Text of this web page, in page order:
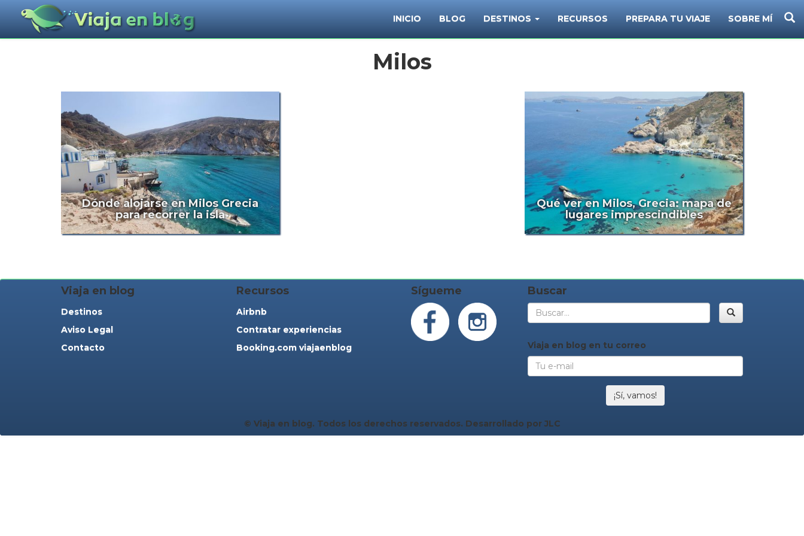
INICIO BLOG DESTINOS RECURSOS PREPARA TU VIAJE SOBRE MÍ
Milos
Dónde alojarse en Milos Grecia
para recorrer la isla
Qué ver en Milos, Grecia: mapa de
lugares imprescindibles
Viaja en blog
Destinos
Aviso Legal
Contacto
Recursos
Airbnb
Contratar experiencias
Booking.com viajaenblog
Sígueme Buscar
Buscar
Viaja en blog en tu correo
¡Sí, vamos!
© Viaja en blog. Todos los derechos reservados. Desarrollado por JLC